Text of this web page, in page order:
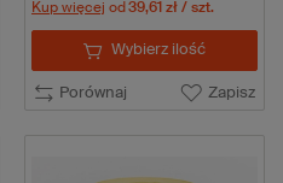
Kup więcej od 39,61 zł / szt.
Porównaj Zapisz
Wybierz ilość